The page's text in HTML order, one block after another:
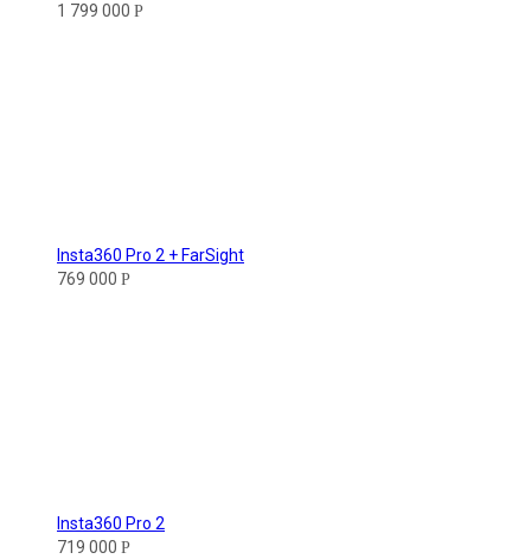
1 799 000 Р
Insta360 Pro 2 + FarSight
769 000 Р
Insta360 Pro 2
719 000 Р